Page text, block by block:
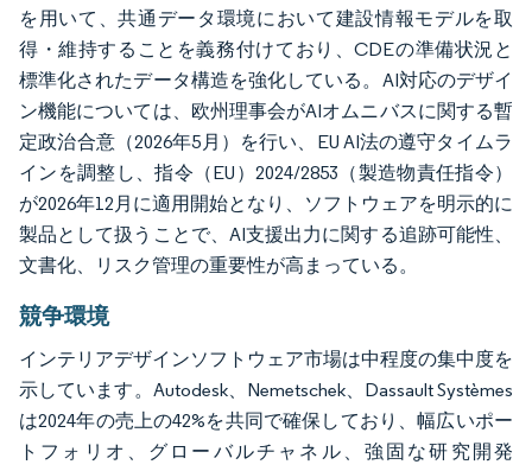
を用いて、共通データ環境において建設情報モデルを取
得・維持することを義務付けており、CDEの準備状況と
標準化されたデータ構造を強化している。AI対応のデザイ
ン機能については、欧州理事会がAIオムニバスに関する暫
定政治合意（2026年5月）を行い、EU AI法の遵守タイムラ
インを調整し、指令（EU）2024/2853（製造物責任指令）
が2026年12月に適用開始となり、ソフトウェアを明示的に
製品として扱うことで、AI支援出力に関する追跡可能性、
文書化、リスク管理の重要性が高まっている。
競争環境
インテリアデザインソフトウェア市場は中程度の集中度を
示しています。Autodesk、Nemetschek、Dassault Systèmes
は2024年の売上の42%を共同で確保しており、幅広いポー
トフォリオ、グローバルチャネル、強固な研究開発